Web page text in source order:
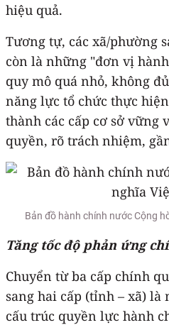
hiệu quả.
Tương tự, các xã/phường
còn là những "đơn vị
quy mô quá nhỏ, không
năng lực tổ chức thực
thành các cấp cơ sở vững
quyền, rõ trách nhiệm,
Bản đồ hành chính nước Cộng
Tăng tốc độ phản ứng
Chuyển từ ba cấp chính
sang hai cấp (tỉnh – xã) là
cấu trúc quyền lực hành